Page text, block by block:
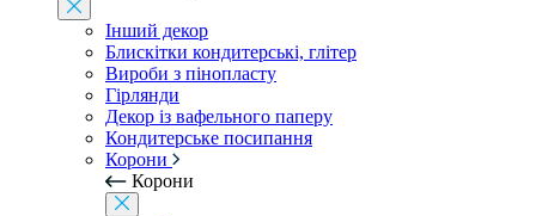
Інший декор
Блискітки кондитерські, глітер
Вироби з пінопласту
Гірлянди
Декор із вафельного паперу
Кондитерське посипання
Корони
Корони